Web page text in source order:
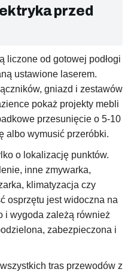
przed
liczone od gotowej podłogi
ustawione laserem.
gniazd i zestawów
pokaż projekty mebli
przesunięcie o 5-10
albo wymusić przeróbki.
o lokalizację punktów.
inne zmywarka,
klimatyzacja czy
osprzętu jest widoczna na
i wygoda zależą również
zabezpieczona i
tras przewodów z